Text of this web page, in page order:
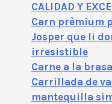
CALIDAD Y
Carn prèmium
Josper que li
irresistible
Carne a la
Carrillada de
mantequilla